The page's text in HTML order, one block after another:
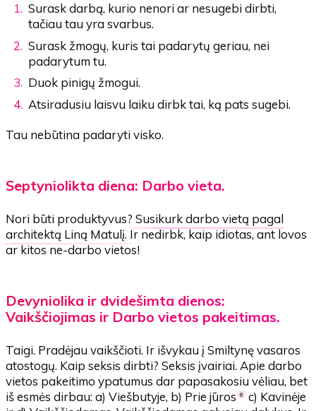
Surask darbą, kurio nenori ar nesugebi dirbti,
tačiau tau yra svarbus.
Surask žmogų, kuris tai padarytų geriau, nei
padarytum tu.
Duok pinigų žmogui.
Atsiradusiu laisvu laiku dirbk tai, ką pats sugebi.
Tau nebūtina padaryti visko.
Septyniolikta diena: Darbo vieta.
Nori būti produktyvus?Susikurk darbo vietą pagal
architektą Liną Matulį. Ir nedirbk, kaip idiotas, ant lovos
ar kitos ne-darbo vietos!
Devyniolika ir dvidešimta dienos:
Vaikščiojimas ir Darbo vietos pakeitimas.
Taigi. Pradėjau vaikščioti. Ir išvykau į Smiltynę vasaros
atostogų. Kaip seksis dirbti? Seksis įvairiai. Apie darbo
vietos pakeitimo ypatumus dar papasakosiu vėliau, bet
iš esmės dirbau: a) Viešbutyje, b) Prie jūros8 c) Kavinėje